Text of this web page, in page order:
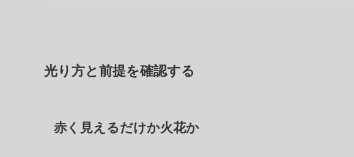
光り方と前提を確認する
赤く見えるだけか火花か